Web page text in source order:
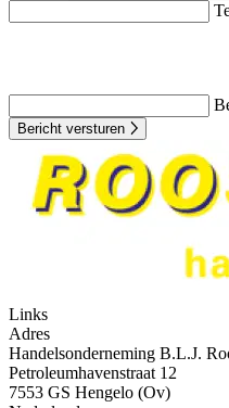
Bericht versturen
Links
Adres
Handelsonderneming B.L.J.
Petroleumhavenstraat 12
7553 GS Hengelo (Ov)